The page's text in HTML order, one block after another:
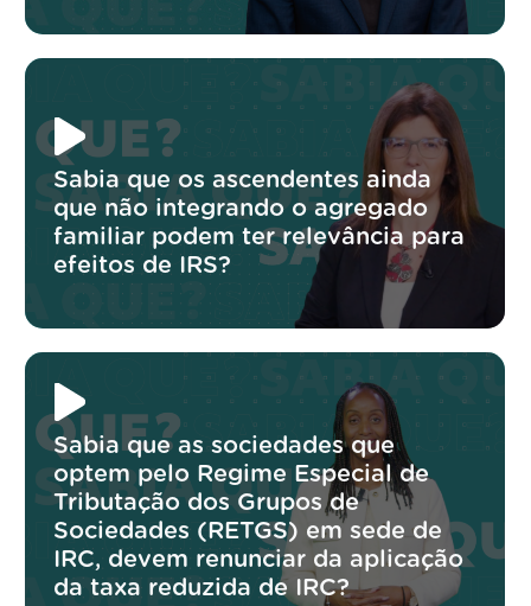
Sabia que os ascendentes ainda
que não integrando o agregado
familiar podem ter relevância para
efeitos de IRS?
Sabia que as sociedades que
optem pelo Regime Especial de
Tributação dos Grupos de
Sociedades (RETGS) em sede de
IRC, devem renunciar da aplicação
da taxa reduzida de IRC?